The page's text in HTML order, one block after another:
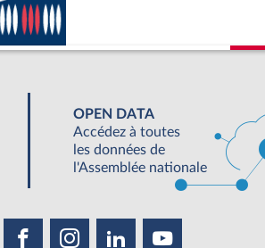
OPEN DATA
Accédez à toutes
les données de
l'Assemblée nationale